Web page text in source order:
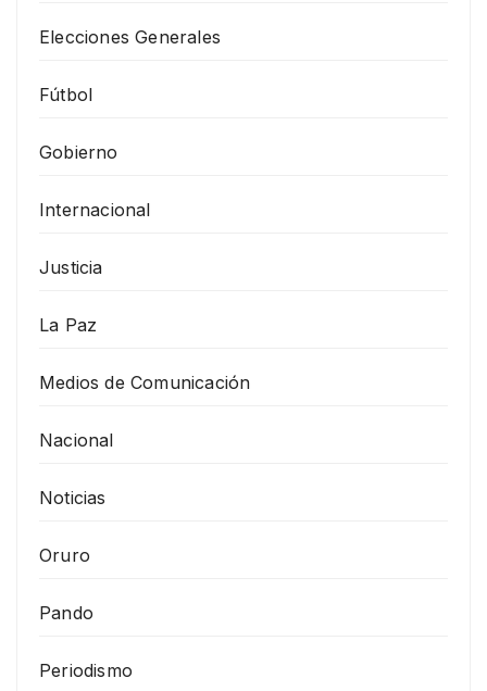
Elecciones Generales
Fútbol
Gobierno
Internacional
Justicia
La Paz
Medios de Comunicación
Nacional
Noticias
Oruro
Pando
Periodismo